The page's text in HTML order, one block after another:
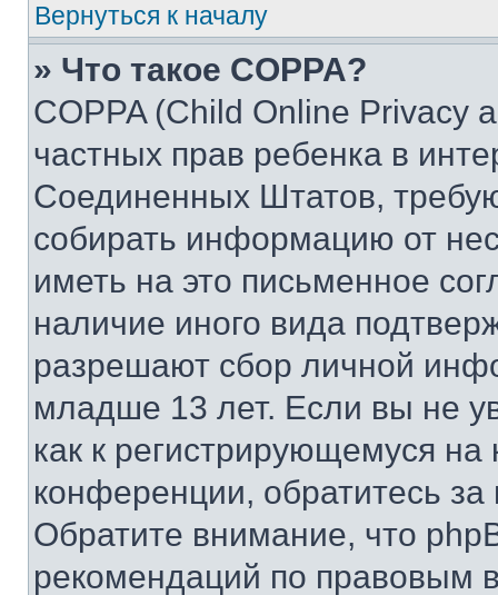
Вернуться к началу
» Что такое COPPA?
COPPA (Child Online Privacy
частных прав ребенка в
Соединенных Штатов,
собирать информацию от
иметь на это письменное
наличие иного вида
разрешают сбор личной
младше 13 лет. Если вы не
как к регистрирующемуся
конференции, обратитесь
Обратите внимание, что
рекомендаций по правовым